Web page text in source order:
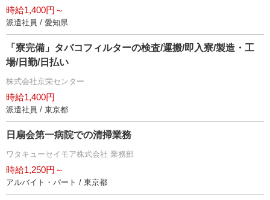
時給1,400円～
派遣社員 / 愛知県
「寮完備」タバコフィルターの検査/運搬/即入寮/製造・工
場/日勤/日払い
株式会社京栄センター
時給1,400円
派遣社員 / 東京都
日扇会第一病院での清掃業務
ワタキューセイモア株式会社 業務部
時給1,250円～
アルバイト・パート / 東京都